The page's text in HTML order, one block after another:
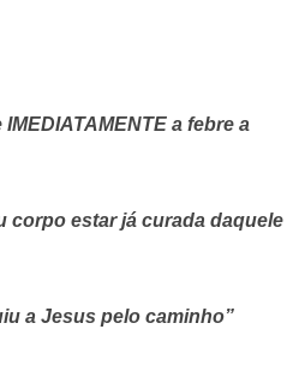
a febre a
corpo estar já curada daquele
a Jesus pelo caminho”